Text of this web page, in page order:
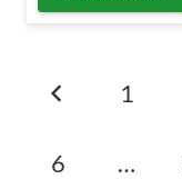
1
6 …